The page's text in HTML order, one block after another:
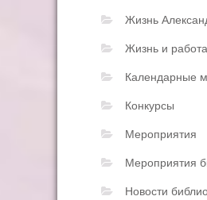
Жизнь
Жизнь и
Календарные
Конкурсы
Мероприятия
Мероприятия
Новости